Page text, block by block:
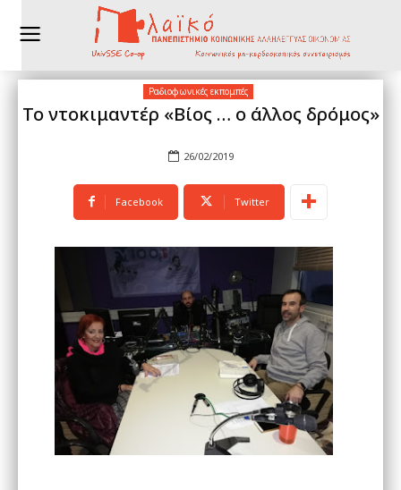
Ραδιοφωνικές εκπομπές
Το ντοκιμαντέρ «Βίος … ο άλλος δρόμος»
26/02/2019
Facebook Twitter